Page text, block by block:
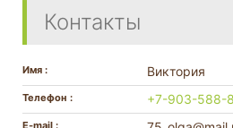
Контакты
Имя : Виктория
Телефон : +7-903-588-
E-mail :